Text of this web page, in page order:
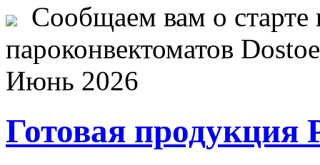
Сообщаем вам о старте
пароконвектоматов
Июнь 2026
Готовая продукция